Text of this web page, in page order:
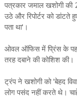
पत्रकार जमाल खशोगी
उठे और रिपोर्टर को डांटते
पता था'।
ओवल ऑफिस में प्रिंस के
तरह दबाने की कोशिश की।
ट्रंप ने खशोगी को 'बेहद
लोग पसंद नहीं करते थे।